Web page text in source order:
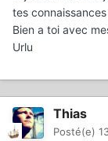
tes
Bien a toi avec
Urlu
Thias
Posté(e)